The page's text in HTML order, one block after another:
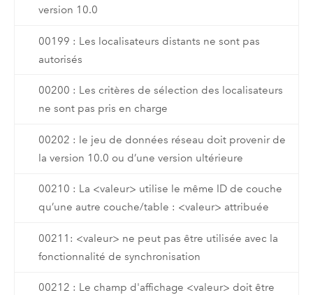
version 10.0
00199 : Les localisateurs distants ne sont pas
autorisés
00200 : Les critères de sélection des localisateurs
ne sont pas pris en charge
00202 : le jeu de données réseau doit provenir de
la version 10.0 ou d’une version ultérieure
00210 : La <valeur> utilise le même ID de couche
qu’une autre couche/table : <valeur> attribuée
00211: <valeur> ne peut pas être utilisée avec la
fonctionnalité de synchronisation
00212 : Le champ d'affichage <valeur> doit être